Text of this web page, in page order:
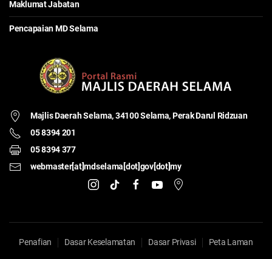
Maklumat Jabatan
Pencapaian MD Selama
Majlis Daerah Selama,34100 Selama, Perak Darul Ridzuan
05 8394 201
05 8394 377
webmaster[at]mdselama[dot]gov[dot]my
Penafian Dasar Keselamatan Dasar Privasi Peta Laman